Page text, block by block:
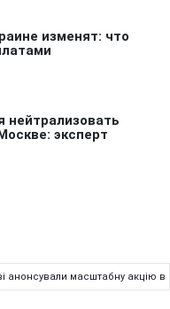
анонсували масштабну акцію в